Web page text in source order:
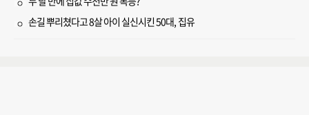
손길 뿌리쳤다고 8살 아이 실신시킨 50대, 집유